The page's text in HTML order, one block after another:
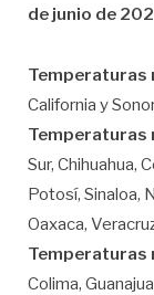
de junio de
Temperaturas
California y
Temperaturas
Sur, Chihuahua,
Potosí, Sinaloa,
Oaxaca,
Temperaturas
Colima,